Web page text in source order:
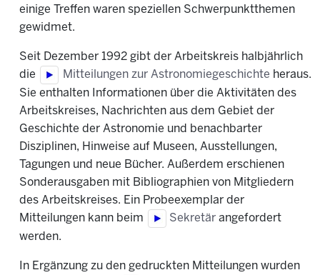
einige Treffen waren speziellen Schwerpunktthemen
gewidmet.
Seit Dezember 1992 gibt der Arbeitskreis halbjährlich
die
Mitteilungen zur Astronomiegeschichte heraus.
Sie enthalten Informationen über die Aktivitäten des
Arbeitskreises, Nachrichten aus dem Gebiet der
Geschichte der Astronomie und benachbarter
Disziplinen, Hinweise auf Museen, Ausstellungen,
Tagungen und neue Bücher. Außerdem erschienen
Sonderausgaben mit Bibliographien von Mitgliedern
des Arbeitskreises. Ein Probeexemplar der
Mitteilungen kann beim
Sekretär angefordert
werden.
In Ergänzung zu den gedruckten Mitteilungen wurden